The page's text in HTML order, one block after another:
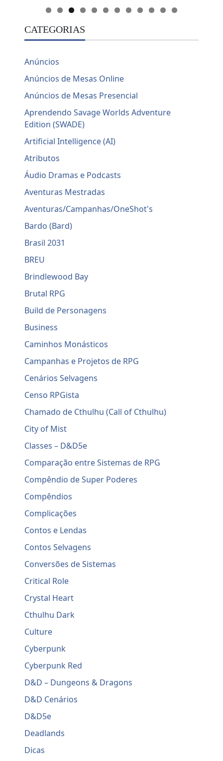
CATEGORIAS
Anúncios
Anúncios de Mesas Online
Anúncios de Mesas Presencial
Aprendendo Savage Worlds Adventure
Edition (SWADE)
Artificial Intelligence (AI)
Atributos
Áudio Dramas e Podcasts
Aventuras Mestradas
Aventuras/Campanhas/OneShot's
Bardo (Bard)
Brasil 2031
BREU
Brindlewood Bay
Brutal RPG
Build de Personagens
Business
Caminhos Monásticos
Campanhas e Projetos de RPG
Cenários Selvagens
Censo RPGista
Chamado de Cthulhu (Call of Cthulhu)
City of Mist
Classes – D&D5e
Comparação entre Sistemas de RPG
Compêndio de Super Poderes
Compêndios
Complicações
Contos e Lendas
Contos Selvagens
Conversões de Sistemas
Critical Role
Crystal Heart
Cthulhu Dark
Culture
Cyberpunk
Cyberpunk Red
D&D – Dungeons & Dragons
D&D Cenários
D&D5e
Deadlands
Dicas